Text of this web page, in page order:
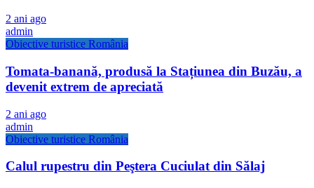
2 ani ago
admin
Obiective turistice România
Tomata-banană, produsă la Stațiunea din Buzău, a
devenit extrem de apreciată
2 ani ago
admin
Obiective turistice România
Calul rupestru din Peştera Cuciulat din Sălaj